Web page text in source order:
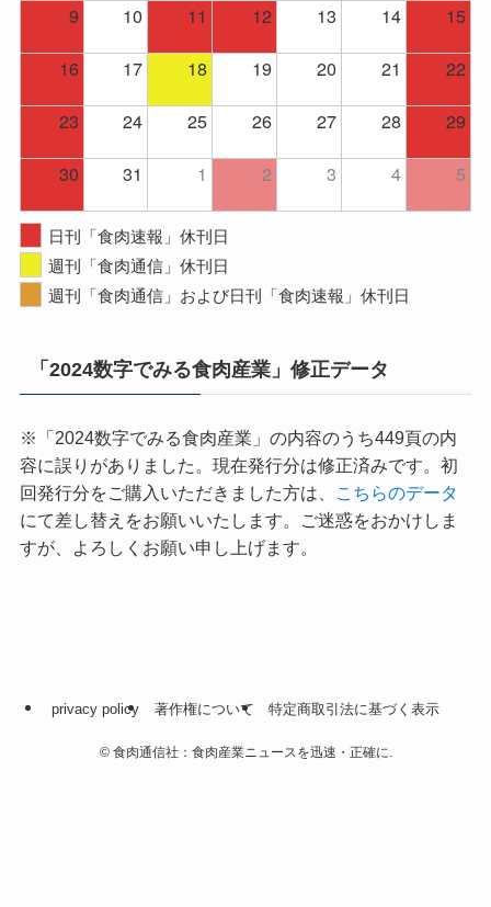
9
10 11 12 13 14
15
16
17 18 19 20 21
22
23
24 25 26 27 28
29
30
31 1 2 3 4 5
日刊「食肉速報」休刊日
週刊「食肉通信」休刊日
週刊「食肉通信」および日刊「食肉速報」休刊日
「2024数字でみる食肉産業」修正データ
※「2024数字でみる食肉産業」の内容のうち449頁の内
容に誤りがありました。現在発行分は修正済みです。初
回発行分をご購入いただきました方は、
こちらのデータ
にて差し替えをお願いいたします。ご迷惑をおかけしま
すが、よろしくお願い申し上げます。
privacy policy 著作権について 特定商取引法に基づく表示
©食肉通信社：食肉産業ニュースを迅速・正確に.